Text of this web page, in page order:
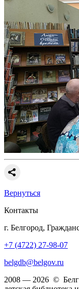
Вернуться
Контакты
г. Белгород,
+7 (4722) 27-98-07
belgdb@belgov.ru
2008 — 2026 ©